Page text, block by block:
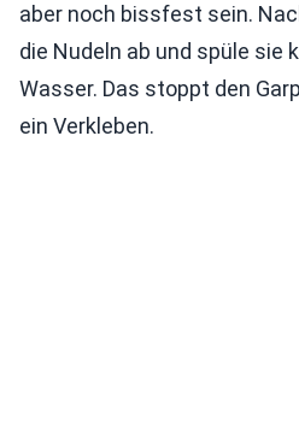
aber noch bissfest sein.
die Nudeln ab und spüle sie
Wasser. Das stoppt den
ein Verkleben.